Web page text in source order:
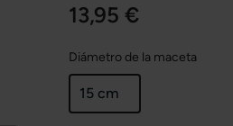
13,95 €
Diámetro de la maceta
15 cm